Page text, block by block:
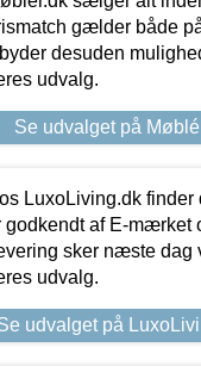
gælder både
desuden
udvalg.
Se udvalget på
LuxoLiving.dk
godkendt af E-mærket
sker næste dag
udvalg.
udvalget på